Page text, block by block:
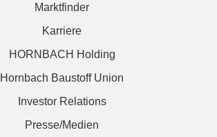
Marktfinder
Karriere
HORNBACH Holding
Hornbach Baustoff Union
Investor Relations
Presse/Medien